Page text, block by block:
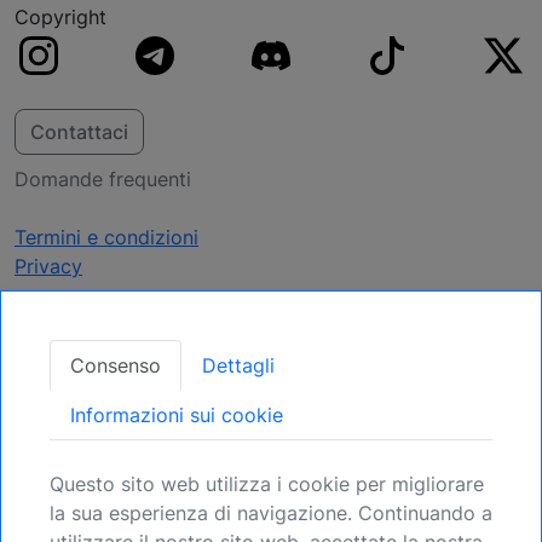
Copyright
Contattaci
Domande frequenti
Termini e condizioni
Privacy
Ricevi Aggiornamenti
Assicuratevi la vostra posizione: Registratevi
per le prossime opportunità.
Registrati
Consenso Dettagli
Informazioni sui cookie
Questo sito web utilizza i cookie per migliorare
la sua esperienza di navigazione. Continuando a